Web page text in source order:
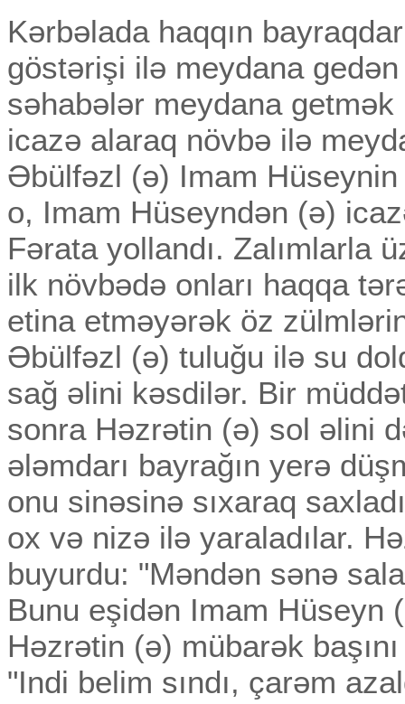
Kərbəlada haqqın
göstərişi ilə meydana
səhabələr meydana
icazə alaraq növbə ilə
Əbülfəzl (ə) Imam
o, Imam Hüseyndən (ə)
Fərata yollandı. Zalımlarla
ilk növbədə onları haqqa
etina etməyərək öz
Əbülfəzl (ə) tuluğu ilə su
sağ əlini kəsdilər. Bir
sonra Həzrətin (ə) sol əlini
ələmdarı bayrağın yerə
onu sinəsinə sıxaraq
ox və nizə ilə yaraladılar.
buyurdu: "Məndən sənə
Bunu eşidən Imam Hüseyn
Həzrətin (ə) mübarək
"Indi belim sındı, çarəm